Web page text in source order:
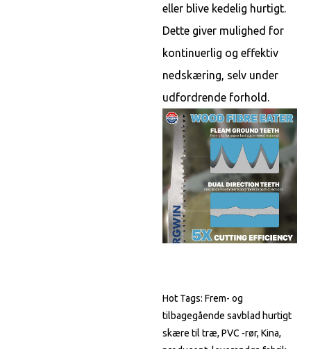
eller blive kedelig hurtigt.
Dette giver mulighed for
kontinuerlig og effektiv
nedskæring, selv under
udfordrende forhold.
Hot Tags: Frem- og
tilbagegående savblad hurtigt
skære til træ, PVC -rør, Kina,